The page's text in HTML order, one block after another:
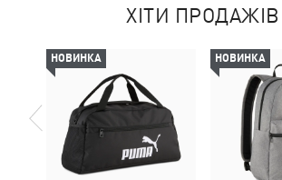
ХІТИ ПРОДАЖІВ
НОВИНКА НОВИНКА